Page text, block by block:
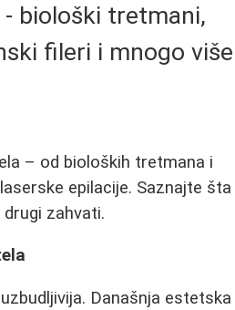
biološki tretmani,
fileri i mnogo više
– od bioloških tretmana i
epilacije. Saznajte šta
zahvati.
Današnja estetska